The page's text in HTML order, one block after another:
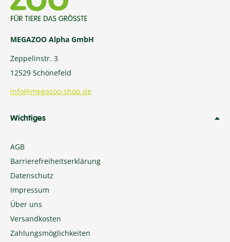
MEGAZOO Alpha GmbH
Zeppelinstr. 3
12529 Schönefeld
info@megazoo-shop.de
Wichtiges
AGB
Barrierefreiheitserklärung
Datenschutz
Impressum
Über uns
Versandkosten
Zahlungsmöglichkeiten